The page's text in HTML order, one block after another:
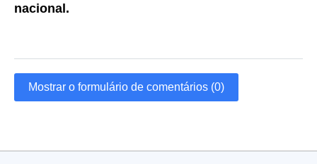
nacional.
Mostrar o formulário de comentários (0)